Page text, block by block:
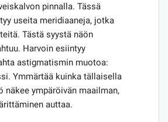
pinnalla. Tässä
useita meridiaaneja, jotka
Tästä syystä näön
Harvoin esiintyy
astigmatismin muotoa:
Ymmärtää kuinka tällaisella
näkee ympäröivän maailman,
auttaa.